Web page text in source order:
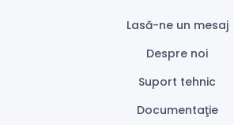
Lasă-ne un mesaj
Despre noi
Suport tehnic
Documentaţie